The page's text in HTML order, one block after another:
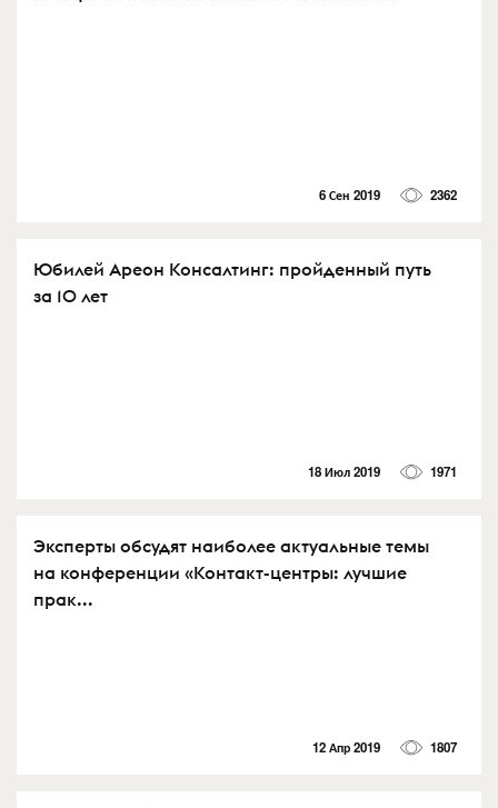
6 Сен 2019 2362
Юбилей Ареон Консалтинг: пройденный путь
за 10 лет
18 Июл 2019 1971
Эксперты обсудят наиболее актуальные темы
на конференции «Контакт-центры: лучшие
прак...
12 Апр 2019 1807